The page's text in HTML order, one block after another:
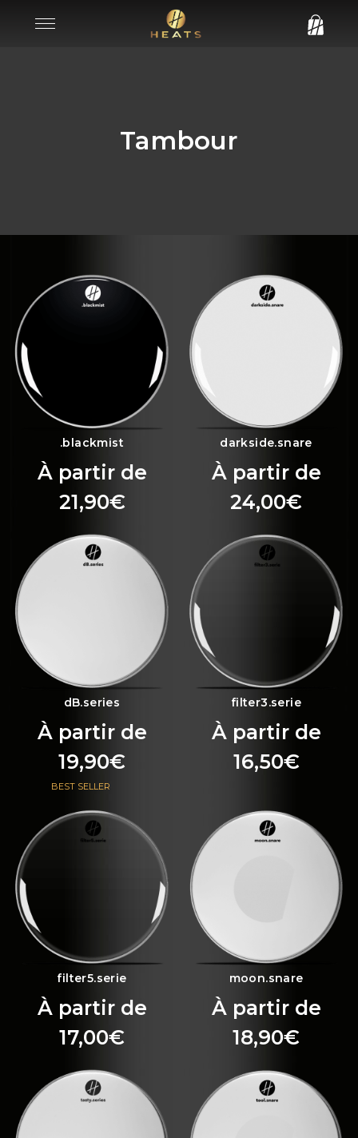
Tambour
.blackmist
À partir de
21,90€
darkside.snare
À partir de
24,00€
dB.series
À partir de
19,90€
BEST SELLER
filter3.serie
À partir de
16,50€
filter5.serie
À partir de
17,00€
moon.snare
À partir de
18,90€